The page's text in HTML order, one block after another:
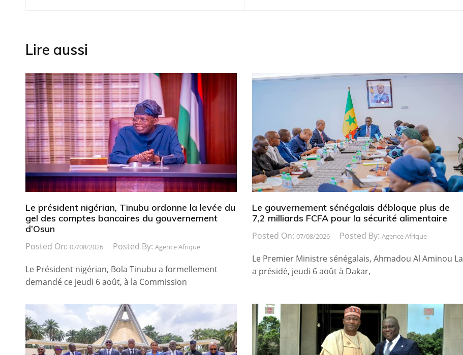
Lire aussi
Le président nigérian, Tinubu ordonne la levée du
gel des comptes bancaires du gouvernement
d’Osun
Posted On: 07/08/2026 Posted By: Agence Afrique
Le Président nigérian, Bola Tinubu a formellement
demandé ce jeudi 6 août, à la Commission
Le gouvernement sénégalais débloque plus de
7,2 milliards FCFA pour la sécurité alimentaire
Posted On: 07/08/2026 Posted By: Agence Afrique
Le Premier Ministre sénégalais, Ahmadou Al Aminou La
a présidé, jeudi 6 août à Dakar,